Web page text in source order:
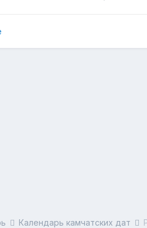
Календарь камчатских дат